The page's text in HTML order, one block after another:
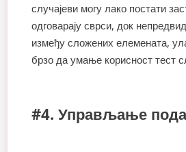
случајеви могу лако постати
одговарају сврси, док
између сложених елемената,
брзо да умање корисност тест
#4. Управљање